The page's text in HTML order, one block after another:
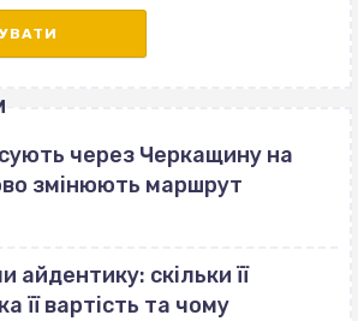
через Черкащину на
змінюють маршрут
айдентику: скільки її
її вартість та чому